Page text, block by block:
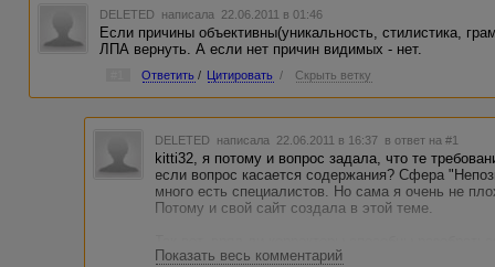
DELETED написала 22.06.2011 в 01:46
Если причины объективны(уникальность, стилистика,
ЛПА вернуть. А если нет причин видимых - нет.
Ответить / Цитировать / Скрыть ветку
DELETED написала 22.06.2011 в 16:37 в ответ на #1
kitti32, я потому и вопрос задала, что те
если вопрос касается содержания? Сфера
много есть специалистов. Но сама я очень не
Потому и свой сайт создала в этой теме.
статьи качественное. А у меня тоже нет
Показать весь комментарий